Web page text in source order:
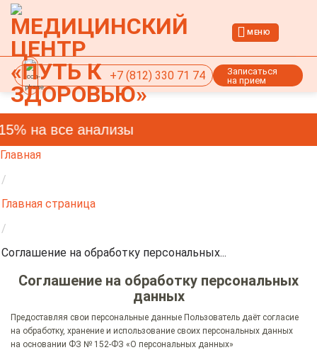
Skip
content
МЕНЮ
+7 (812) 330 71 74
Записаться
на прием
на все анализы
Главная
/
Главная страница
/
Соглашение на обработку персональных...
Соглашение на обработку персональных
данных
Предоставляя свои персональные данные Пользователь даёт согласие
на обработку, хранение и использование своих персональных данных
на основании ФЗ № 152-ФЗ «О персональных данных»